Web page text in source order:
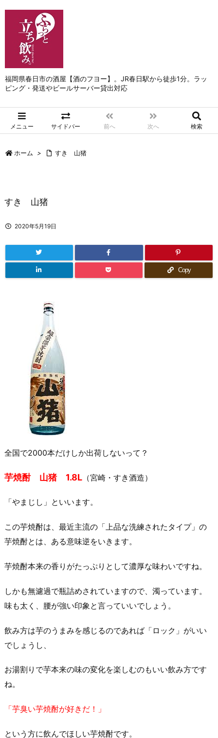
福岡県春日市の酒屋【酒のフヨー】。JR春日駅から徒歩1分。ラッ
ピング・発送やビールサーバー貸出対応
メニュー サイドバー 前へ 次へ 検索
ホーム > すき 山猪
すき 山猪
2020年5月19日
Copy
全国で2000本だけしか出荷しないって？
芋焼酎 山猪 1.8L （宮崎・すき酒造）
「やまじし」といいます。
この芋焼酎は、最近主流の「上品な洗練されたタイプ」の
芋焼酎とは、ある意味逆をいきます。
芋焼酎本来の香りがたっぷりとして濃厚な味わいですね。
しかも無濾過で瓶詰めされていますので、濁っています。
味も太く、腰が強い印象と言っていいでしょう。
飲み方は芋のうまみを感じるのであれば「ロック」がいい
でしょうし、
お湯割りで芋本来の味の変化を楽しむのもいい飲み方です
ね。
「芋臭い芋焼酎が好きだ！」
という方に飲んでほしい芋焼酎です。